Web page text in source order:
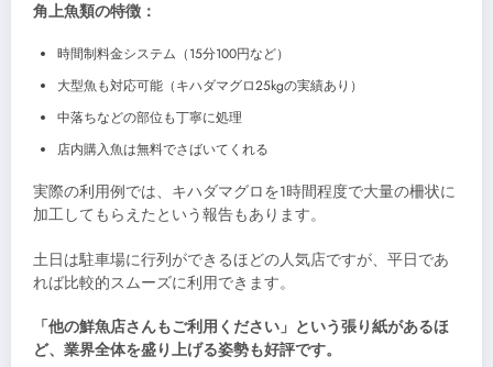
角上魚類の特徴：
時間制料金システム（15分100円など）
大型魚も対応可能（キハダマグロ25kgの実績あり）
中落ちなどの部位も丁寧に処理
店内購入魚は無料でさばいてくれる
実際の利用例では、キハダマグロを1時間程度で大量の柵状に
加工してもらえたという報告もあります。
土日は駐車場に行列ができるほどの人気店ですが、平日であ
れば比較的スムーズに利用できます。
「他の鮮魚店さんもご利用ください」という張り紙があるほ
ど、業界全体を盛り上げる姿勢も好評です。